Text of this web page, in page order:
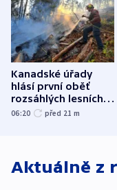
Kanadské úřady
hlásí první oběť
rozsáhlých lesních
požárů
06:20 před 21 m
Aktuálně z